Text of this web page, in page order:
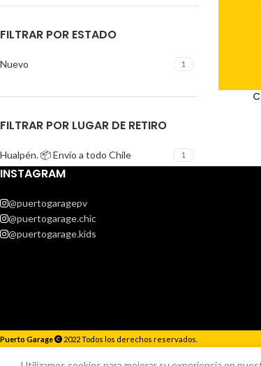
FILTRAR POR ESTADO
Nuevo 1
FILTRAR POR LUGAR DE RETIRO
Hualpén. 📦 Envío a todo Chile 1
INSTAGRAM
@puertogaragepv
@puertogarage.chic
@puertogarage.kids
Puerto Garage 2022 Todos los derechos reservados.